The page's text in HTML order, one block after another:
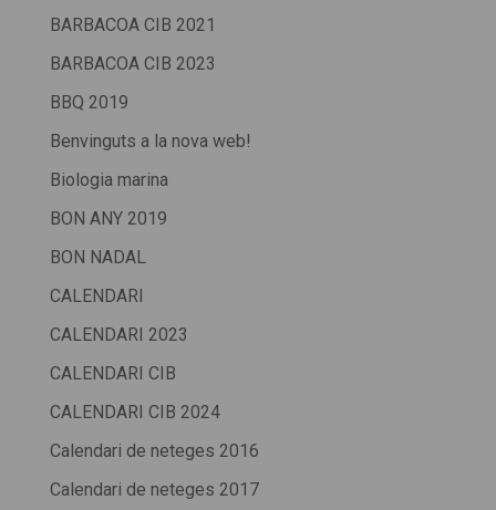
BARBACOA CIB 2021
BARBACOA CIB 2023
BBQ 2019
Benvinguts a la nova web!
Biologia marina
BON ANY 2019
BON NADAL
CALENDARI
CALENDARI 2023
CALENDARI CIB
CALENDARI CIB 2024
Calendari de neteges 2016
Calendari de neteges 2017